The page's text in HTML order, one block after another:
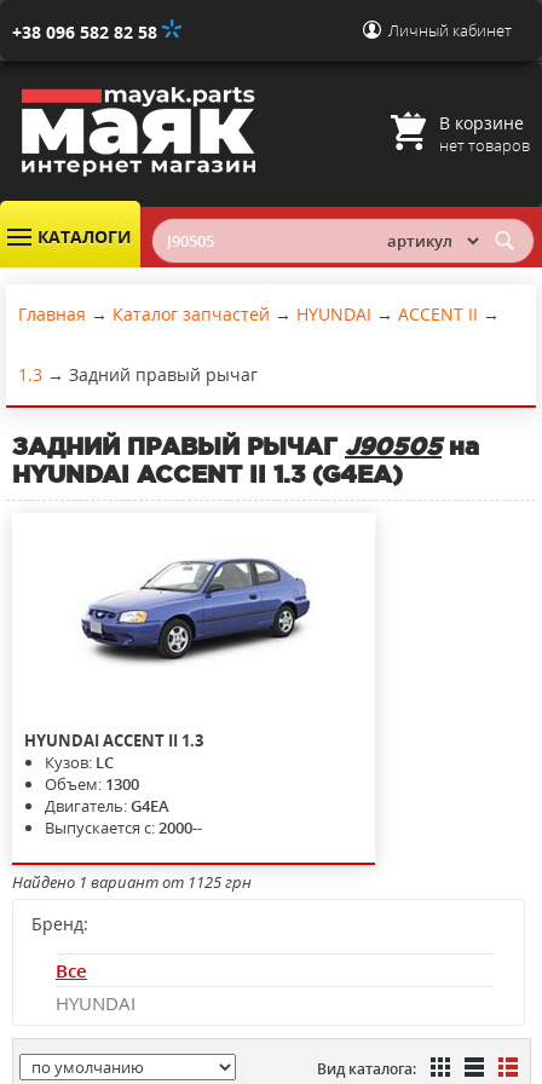
+38 096 582 82 58 Личный кабинет
В корзине
нет товаров
КАТАЛОГИ
Главная → Каталог запчастей → HYUNDAI → ACCENT II →
1.3 → Задний правый рычаг
ЗАДНИЙ ПРАВЫЙ РЫЧАГ J90505на
HYUNDAI ACCENT II 1.3 (G4EA)
HYUNDAIACCENT II 1.3
Кузов: LC
Объем: 1300
Двигатель:G4EA
Выпускается с:2000--
Найдено 1 вариант от 1125 грн
Бренд:
Все
HYUNDAI
Вид каталога: